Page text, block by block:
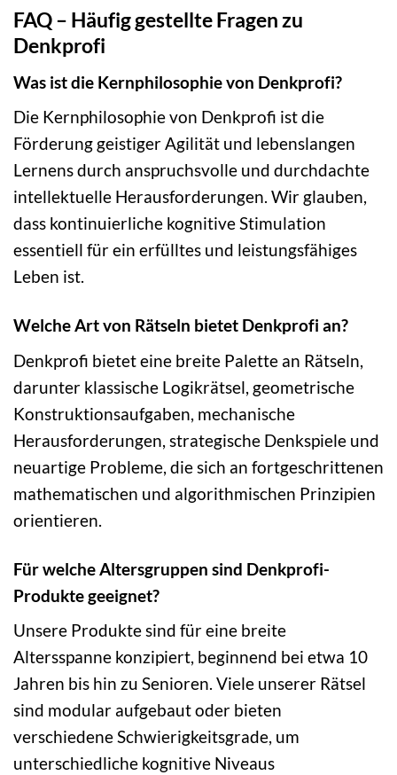
FAQ – Häufig gestellte Fragen zu
Denkprofi
Was ist die Kernphilosophie von Denkprofi?
Die Kernphilosophie von Denkprofi ist die
Förderung geistiger Agilität und lebenslangen
Lernens durch anspruchsvolle und durchdachte
intellektuelle Herausforderungen. Wir glauben,
dass kontinuierliche kognitive Stimulation
essentiell für ein erfülltes und leistungsfähiges
Leben ist.
Welche Art von Rätseln bietet Denkprofi an?
Denkprofi bietet eine breite Palette an Rätseln,
darunter klassische Logikrätsel, geometrische
Konstruktionsaufgaben, mechanische
Herausforderungen, strategische Denkspiele und
neuartige Probleme, die sich an fortgeschrittenen
mathematischen und algorithmischen Prinzipien
orientieren.
Für welche Altersgruppen sind Denkprofi-
Produkte geeignet?
Unsere Produkte sind für eine breite
Altersspanne konzipiert, beginnend bei etwa 10
Jahren bis hin zu Senioren. Viele unserer Rätsel
sind modular aufgebaut oder bieten
verschiedene Schwierigkeitsgrade, um
unterschiedliche kognitive Niveaus